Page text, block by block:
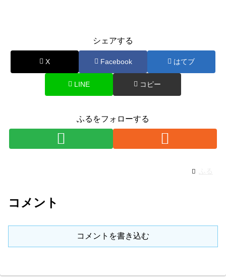
シェアする
X Facebook はてブ
LINE コピー
ふるをフォローする
コメント
コメントを書き込む